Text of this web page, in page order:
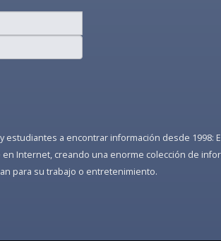
estudiantes a encontrar información desde
Internet, creando una enorme colección de
para su trabajo o entretenimiento.